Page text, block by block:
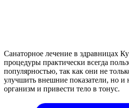
Санаторное лечение в здравницах
процедуры практически всегда
популярностью, так как они не
улучшить внешние показатели, но и
организм и привести тело в тонус.